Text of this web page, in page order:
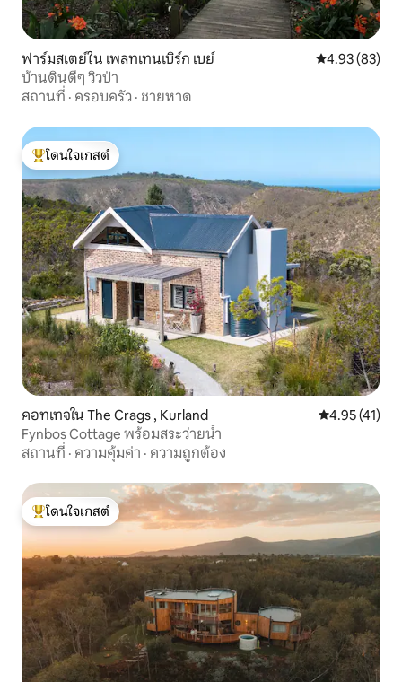
ฟาร์มสเตย์ใน เพลทเทนเบิร์ก เบย์ คะแนนเฉลี่ย
4.93 (83)
บ้านดินดีๆ วิวป่า
สถานที่ · ครอบครัว · ชายหาด
โดนใจเกสต์ที่สุด
โดนใจเกสต์
คอทเทจใน The Crags , Kurland คะแนนเฉลี่ย
4.95 (41)
Fynbos Cottage พร้อมสระว่ายน้ำ
สถานที่ · ความคุ้มค่า · ความถูกต้อง
โดนใจเกสต์ที่สุด
โดนใจเกสต์